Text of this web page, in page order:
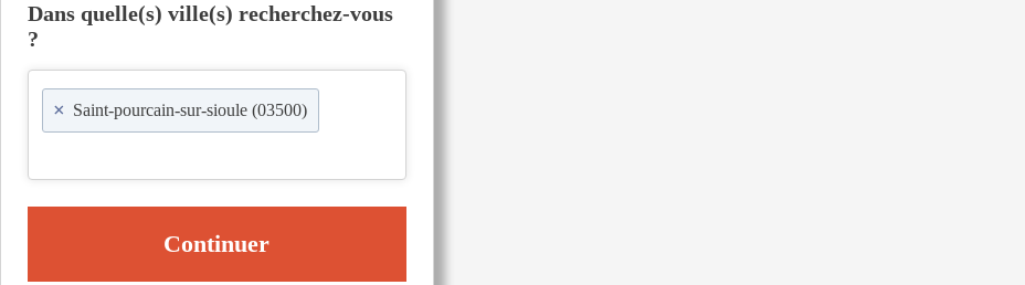
Dans quelle(s) ville(s) recherchez-vous
?
× Saint-pourcain-sur-sioule (03500)
Continuer